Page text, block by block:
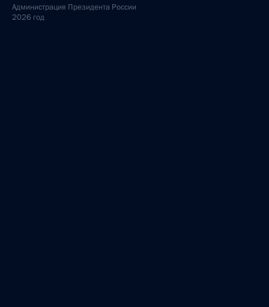
Администрация Президента России
2026 год